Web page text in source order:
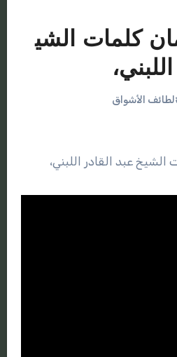
كلمات الشي
الأشواق
الشيخ عبد القادر اللبني،